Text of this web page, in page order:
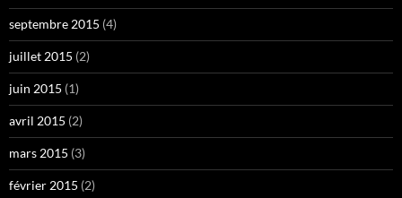
septembre 2015 (4)
juillet 2015 (2)
juin 2015 (1)
avril 2015 (2)
mars 2015 (3)
février 2015 (2)